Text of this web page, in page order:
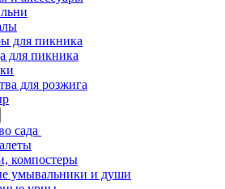
для пикника
для пикника
для розжига
сада
компостеры
умывальники и души